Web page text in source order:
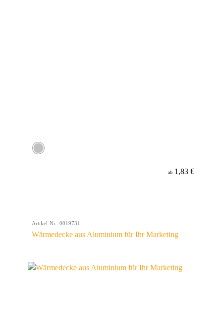
ab 1,83 €
Artikel-Nr.: 0019731
Wärmedecke aus Aluminium für Ihr Marketing